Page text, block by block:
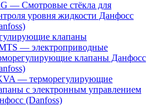
— Смотровые стёкла для
уровня жидкости Данфосс
клапаны
— электроприводные
клапаны Данфосс
— терморегулирующие
с электронным управлением
(Danfoss)